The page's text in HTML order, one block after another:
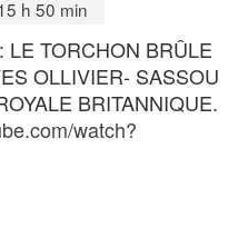
h 50 min
LE TORCHON BRÛLE
OLLIVIER- SASSOU
BRITANNIQUE.
watch?